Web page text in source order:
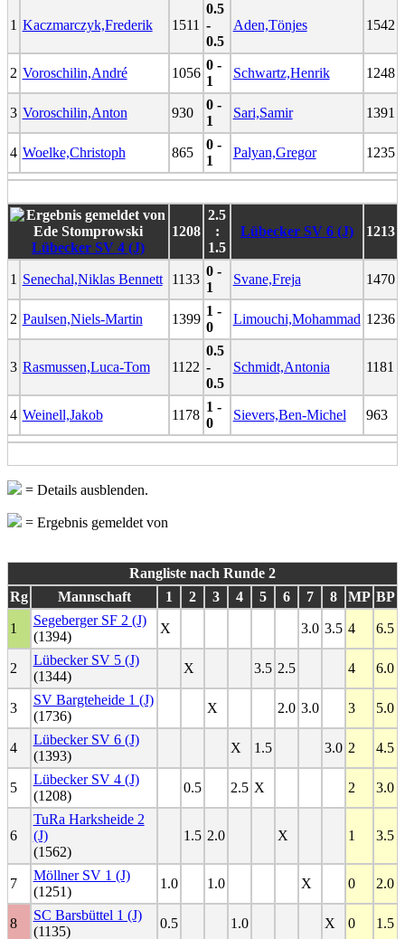
1 Kaczmarczyk,Frederik 1511
0.5
-
0.5
Aden,Tönjes 1542
2 Voroschilin,André 1056
0 -
1
Schwartz,Henrik 1248
3 Voroschilin,Anton 930
0 -
1
Sari,Samir 1391
4 Woelke,Christoph 865
0 -
1
Palyan,Gregor 1235
Lübecker SV 4 (J)
1208
2.5
:
1.5
Lübecker SV 6 (J) 1213
1 Senechal,Niklas Bennett 1133
0 -
1
Svane,Freja 1470
2 Paulsen,Niels-Martin 1399
1 -
0
Limouchi,Mohammad 1236
3 Rasmussen,Luca-Tom 1122
0.5
-
0.5
Schmidt,Antonia 1181
4 Weinell,Jakob 1178
1 -
0
Sievers,Ben-Michel 963
= Details ausblenden.
= Ergebnis gemeldet von
Rangliste nach Runde 2
Rg
Mannschaft 1 2 3 4 5 6 7 8 MP BP
1
Segeberger SF 2 (J)
(1394)
X 3.0 3.5 4 6.5
2
Lübecker SV 5 (J)
(1344)
X 3.5 2.5 4 6.0
3
SV Bargteheide 1 (J)
(1736)
X 2.0 3.0 3 5.0
4
Lübecker SV 6 (J)
(1393)
X 1.5 3.0 2 4.5
5
Lübecker SV 4 (J)
(1208)
0.5 2.5 X 2 3.0
6
TuRa Harksheide 2
(J)
(1562)
1.5 2.0 X 1 3.5
7
Möllner SV 1 (J)
(1251)
1.0 1.0 X 0 2.0
8
SC Barsbüttel 1 (J)
(1135)
0.5 1.0 X 0 1.5